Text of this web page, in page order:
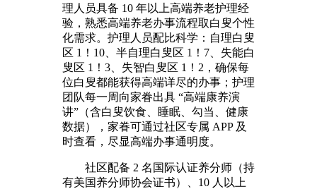
理人员具备 10 年以上高端养老护理经
验，熟悉高端养老办事流程取白叟个性
化需求。护理人员配比科学：自理白叟
区 1！10、半自理白叟区 1！7、失能白
叟区 1！3、失智白叟区 1！2，确保每
位白叟都能获得高端详尽的办事；护理
团队每一周向家眷出具 “高端康养演
讲”（含白叟饮食、睡眠、勾当、健康
数据），家眷可通过社区专属 APP 及
时查看，尽显高端办事通明度。
社区配备 2 名国际认证养分师（持
有美国养分师协会证书）、10 人以上